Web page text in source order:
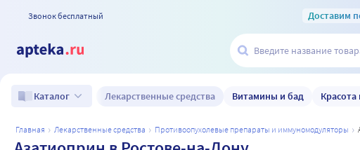
Звонок бесплатный Доставим
Каталог Лекарственные средства Витамины и бад
главная лекарственные средства противоопухолевые препараты и иммуномодуляторы